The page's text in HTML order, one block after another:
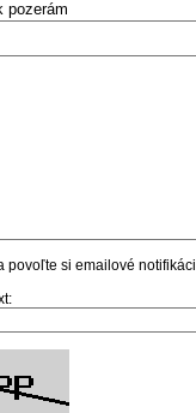
povoľte si emailové